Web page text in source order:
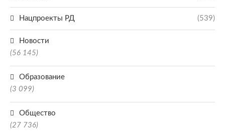
Нацпроекты РД (539)
Новости
(56 145)
Образование
(3 099)
Общество
(27 736)